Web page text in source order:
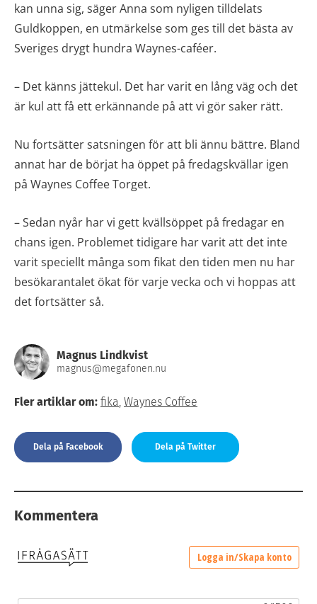
kan unna sig, säger Anna som nyligen tilldelats
Guldkoppen, en utmärkelse som ges till det bästa av
Sveriges drygt hundra Waynes-caféer.
– Det känns jättekul. Det har varit en lång väg och det
är kul att få ett erkännande på att vi gör saker rätt.
Nu fortsätter satsningen för att bli ännu bättre. Bland
annat har de börjat ha öppet på fredagskvällar igen
på Waynes Coffee Torget.
– Sedan nyår har vi gett kvällsöppet på fredagar en
chans igen. Problemet tidigare har varit att det inte
varit speciellt många som fikat den tiden men nu har
besökarantalet ökat för varje vecka och vi hoppas att
det fortsätter så.
Magnus Lindkvist
magnus@megafonen.nu
Fler artiklar om: fika, Waynes Coffee
Dela på Facebook Dela på Twitter
Kommentera